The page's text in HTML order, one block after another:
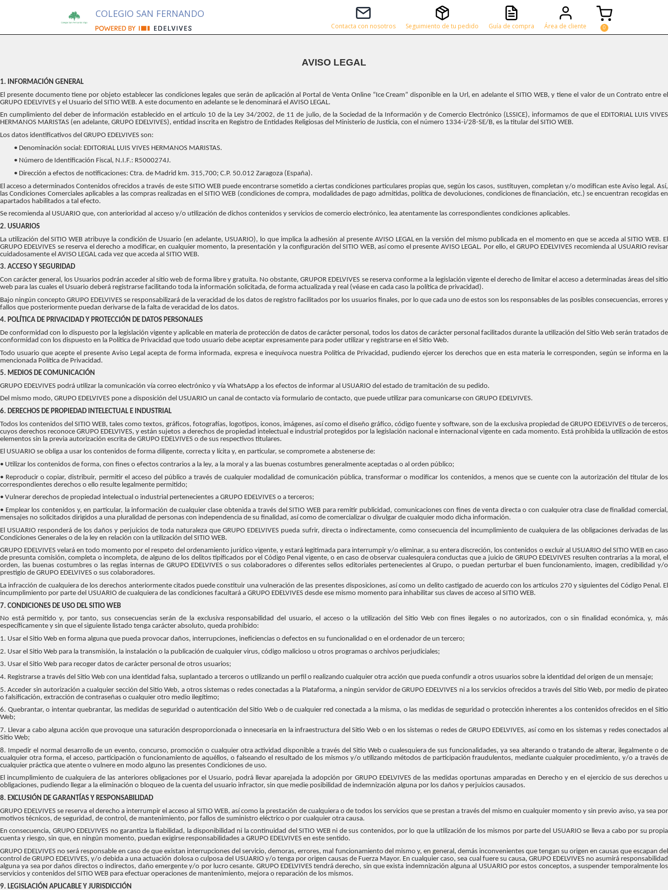
COLEGIO SAN FERNANDO
Contacta con nosotros Seguimiento de tu pedido Guía de compra Área de cliente
AVISO LEGAL
1. INFORMACIÓN GENERAL
El presente documento tiene por objeto establecer las condiciones legales que serán de aplicación al Portal de Venta Online “Ice Cream” disponible en la Url, en adelante el SITIO WEB, y tiene el valor de un Contrato entre el
GRUPO EDELVIVES y el Usuario del SITIO WEB. A este documento en adelante se le denominará el AVISO LEGAL.
En cumplimiento del deber de información establecido en el artículo 10 de la Ley 34/2002, de 11 de julio, de la Sociedad de la Información y de Comercio Electrónico (LSSICE), informamos de que el EDITORIAL LUIS VIVES
HERMANOS MARISTAS (en adelante, GRUPO EDELVIVES), entidad inscrita en Registro de Entidades Religiosas del Ministerio de Justicia, con el número 1334-i/28-SE/B, es la titular del SITIO WEB.
Los datos identificativos del GRUPO EDELVIVES son:
• Denominación social: EDITORIAL LUIS VIVES HERMANOS MARISTAS.
• Número de Identificación Fiscal, N.I.F.: R5000274J.
• Dirección a efectos de notificaciones: Ctra. de Madrid km. 315,700; C.P. 50.012 Zaragoza (España).
El acceso a determinados Contenidos ofrecidos a través de este SITIO WEB puede encontrarse sometido a ciertas condiciones particulares propias que, según los casos, sustituyen, completan y/o modifican este Aviso legal. Así,
las Condiciones Comerciales aplicables a las compras realizadas en el SITIO WEB (condiciones de compra, modalidades de pago admitidas, política de devoluciones, condiciones de financiación, etc.) se encuentran recogidas en
apartados habilitados a tal efecto.
Se recomienda al USUARIO que, con anterioridad al acceso y/o utilización de dichos contenidos y servicios de comercio electrónico, lea atentamente las correspondientes condiciones aplicables.
2. USUARIOS
La utilización del SITIO WEB atribuye la condición de Usuario (en adelante, USUARIO), lo que implica la adhesión al presente AVISO LEGAL en la versión del mismo publicada en el momento en que se acceda al SITIO WEB. El
GRUPO EDELVIVES se reserva el derecho a modificar, en cualquier momento, la presentación y la configuración del SITIO WEB, así como el presente AVISO LEGAL. Por ello, el GRUPO EDELVIVES recomienda al USUARIO revisar
cuidadosamente el AVISO LEGAL cada vez que acceda al SITIO WEB.
3. ACCESO Y SEGURIDAD
Con carácter general, los Usuarios podrán acceder al sitio web de forma libre y gratuita. No obstante, GRUPOR EDELVIVES se reserva conforme a la legislación vigente el derecho de limitar el acceso a determinadas áreas del sitio
web para las cuales el Usuario deberá registrarse facilitando toda la información solicitada, de forma actualizada y real (véase en cada caso la política de privacidad).
Bajo ningún concepto GRUPO EDELVIVES se responsabilizará de la veracidad de los datos de registro facilitados por los usuarios finales, por lo que cada uno de estos son los responsables de las posibles consecuencias, errores y
fallos que posteriormente puedan derivarse de la falta de veracidad de los datos.
4. POLÍTICA DE PRIVACIDAD Y PROTECCIÓN DE DATOS PERSONALES
De conformidad con lo dispuesto por la legislación vigente y aplicable en materia de protección de datos de carácter personal, todos los datos de carácter personal facilitados durante la utilización del Sitio Web serán tratados de
conformidad con los dispuesto en la Política de Privacidad que todo usuario debe aceptar expresamente para poder utilizar y registrarse en el Sitio Web.
Todo usuario que acepte el presente Aviso Legal acepta de forma informada, expresa e inequívoca nuestra Política de Privacidad, pudiendo ejercer los derechos que en esta materia le corresponden, según se informa en la
mencionada Política de Privacidad.
5. MEDIOS DE COMUNICACIÓN
GRUPO EDELVIVES podrá utilizar la comunicación vía correo electrónico y vía WhatsApp a los efectos de informar al USUARIO del estado de tramitación de su pedido.
Del mismo modo, GRUPO EDELVIVES pone a disposición del USUARIO un canal de contacto vía formulario de contacto, que puede utilizar para comunicarse con GRUPO EDELVIVES.
6. DERECHOS DE PROPIEDAD INTELECTUAL E INDUSTRIAL
Todos los contenidos del SITIO WEB, tales como textos, gráficos, fotografías, logotipos, iconos, imágenes, así como el diseño gráfico, código fuente y software, son de la exclusiva propiedad de GRUPO EDELVIVES o de terceros,
cuyos derechos reconoce GRUPO EDELVIVES, y están sujetos a derechos de propiedad intelectual e industrial protegidos por la legislación nacional e internacional vigente en cada momento. Está prohibida la utilización de estos
elementos sin la previa autorización escrita de GRUPO EDELVIVES o de sus respectivos titulares.
El USUARIO se obliga a usar los contenidos de forma diligente, correcta y lícita y, en particular, se compromete a abstenerse de:
• Utilizar los contenidos de forma, con fines o efectos contrarios a la ley, a la moral y a las buenas costumbres generalmente aceptadas o al orden público;
• Reproducir o copiar, distribuir, permitir el acceso del público a través de cualquier modalidad de comunicación pública, transformar o modificar los contenidos, a menos que se cuente con la autorización del titular de los
correspondientes derechos o ello resulte legalmente permitido;
• Vulnerar derechos de propiedad intelectual o industrial pertenecientes a GRUPO EDELVIVES o a terceros;
• Emplear los contenidos y, en particular, la información de cualquier clase obtenida a través del SITIO WEB para remitir publicidad, comunicaciones con fines de venta directa o con cualquier otra clase de finalidad comercial,
mensajes no solicitados dirigidos a una pluralidad de personas con independencia de su finalidad, así como de comercializar o divulgar de cualquier modo dicha información.
El USUARIO responderá de los daños y perjuicios de toda naturaleza que GRUPO EDELVIVES pueda sufrir, directa o indirectamente, como consecuencia del incumplimiento de cualquiera de las obligaciones derivadas de las
Condiciones Generales o de la ley en relación con la utilización del SITIO WEB.
GRUPO EDELVIVES velará en todo momento por el respeto del ordenamiento jurídico vigente, y estará legitimada para interrumpir y/o eliminar, a su entera discreción, los contenidos o excluir al USUARIO del SITIO WEB en caso
de presunta comisión, completa o incompleta, de alguno de los delitos tipificados por el Código Penal vigente, o en caso de observar cualesquiera conductas que a juicio de GRUPO EDELVIVES resulten contrarias a la moral, el
orden, las buenas costumbres o las reglas internas de GRUPO EDELVIVES o sus colaboradores o diferentes sellos editoriales pertenecientes al Grupo, o puedan perturbar el buen funcionamiento, imagen, credibilidad y/o
prestigio de GRUPO EDELVIVES o sus colaboradores.
La infracción de cualquiera de los derechos anteriormente citados puede constituir una vulneración de las presentes disposiciones, así como un delito castigado de acuerdo con los artículos 270 y siguientes del Código Penal. El
incumplimiento por parte del USUARIO de cualquiera de las condiciones facultará a GRUPO EDELVIVES desde ese mismo momento para inhabilitar sus claves de acceso al SITIO WEB.
7. CONDICIONES DE USO DEL SITIO WEB
No está permitido y, por tanto, sus consecuencias serán de la exclusiva responsabilidad del usuario, el acceso o la utilización del Sitio Web con fines ilegales o no autorizados, con o sin finalidad económica, y, más
específicamente y sin que el siguiente listado tenga carácter absoluto, queda prohibido:
1. Usar el Sitio Web en forma alguna que pueda provocar daños, interrupciones, ineficiencias o defectos en su funcionalidad o en el ordenador de un tercero;
2. Usar el Sitio Web para la transmisión, la instalación o la publicación de cualquier virus, código malicioso u otros programas o archivos perjudiciales;
3. Usar el Sitio Web para recoger datos de carácter personal de otros usuarios;
4. Registrarse a través del Sitio Web con una identidad falsa, suplantado a terceros o utilizando un perfil o realizando cualquier otra acción que pueda confundir a otros usuarios sobre la identidad del origen de un mensaje;
5. Acceder sin autorización a cualquier sección del Sitio Web, a otros sistemas o redes conectadas a la Plataforma, a ningún servidor de GRUPO EDELVIVES ni a los servicios ofrecidos a través del Sitio Web, por medio de pirateo
o falsificación, extracción de contraseñas o cualquier otro medio ilegítimo;
6. Quebrantar, o intentar quebrantar, las medidas de seguridad o autenticación del Sitio Web o de cualquier red conectada a la misma, o las medidas de seguridad o protección inherentes a los contenidos ofrecidos en el Sitio
Web;
7. Llevar a cabo alguna acción que provoque una saturación desproporcionada o innecesaria en la infraestructura del Sitio Web o en los sistemas o redes de GRUPO EDELVIVES, así como en los sistemas y redes conectados al
Sitio Web;
8. Impedir el normal desarrollo de un evento, concurso, promoción o cualquier otra actividad disponible a través del Sitio Web o cualesquiera de sus funcionalidades, ya sea alterando o tratando de alterar, ilegalmente o de
cualquier otra forma, el acceso, participación o funcionamiento de aquéllos, o falseando el resultado de los mismos y/o utilizando métodos de participación fraudulentos, mediante cualquier procedimiento, y/o a través de
cualquier práctica que atente o vulnere en modo alguno las presentes Condiciones de uso.
El incumplimiento de cualquiera de las anteriores obligaciones por el Usuario, podrá llevar aparejada la adopción por GRUPO EDELVIVES de las medidas oportunas amparadas en Derecho y en el ejercicio de sus derechos u
obligaciones, pudiendo llegar a la eliminación o bloqueo de la cuenta del usuario infractor, sin que medie posibilidad de indemnización alguna por los daños y perjuicios causados.
8. EXCLUSIÓN DE GARANTÍAS Y RESPONSABILIDAD
GRUPO EDELVIVES se reserva el derecho a interrumpir el acceso al SITIO WEB, así como la prestación de cualquiera o de todos los servicios que se prestan a través del mismo en cualquier momento y sin previo aviso, ya sea por
motivos técnicos, de seguridad, de control, de mantenimiento, por fallos de suministro eléctrico o por cualquier otra causa.
En consecuencia, GRUPO EDELVIVES no garantiza la fiabilidad, la disponibilidad ni la continuidad del SITIO WEB ni de sus contenidos, por lo que la utilización de los mismos por parte del USUARIO se lleva a cabo por su propia
cuenta y riesgo, sin que, en ningún momento, puedan exigirse responsabilidades a GRUPO EDELVIVES en este sentido.
GRUPO EDELVIVES no será responsable en caso de que existan interrupciones del servicio, demoras, errores, mal funcionamiento del mismo y, en general, demás inconvenientes que tengan su origen en causas que escapan del
control de GRUPO EDELVIVES, y/o debida a una actuación dolosa o culposa del USUARIO y/o tenga por origen causas de Fuerza Mayor. En cualquier caso, sea cual fuere su causa, GRUPO EDELVIVES no asumirá responsabilidad
alguna ya sea por daños directos o indirectos, daño emergente y/o por lucro cesante. GRUPO EDELVIVES tendrá derecho, sin que exista indemnización alguna al USUARIO por estos conceptos, a suspender temporalmente los
servicios y contenidos del SITIO WEB para efectuar operaciones de mantenimiento, mejora o reparación de los mismos.
9. LEGISLACIÓN APLICABLE Y JURISDICCIÓN